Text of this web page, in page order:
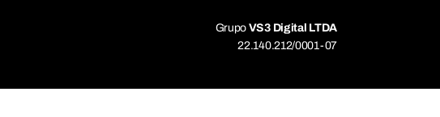
Grupo VS3 Digital LTDA
22.140.212/0001-07